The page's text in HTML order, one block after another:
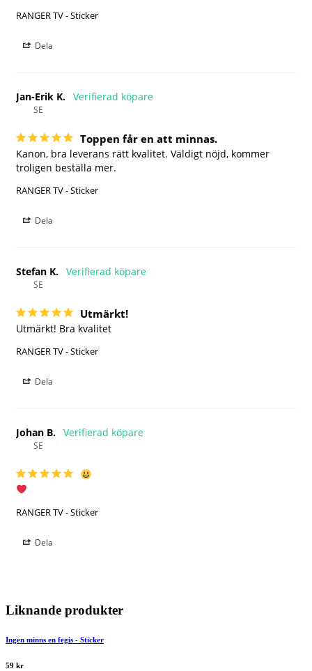
RANGER TV - Sticker
Dela
Jan-Erik K.
SE
Toppen får en att minnas.
Kanon, bra leverans rätt kvalitet. Väldigt nöjd, kommer
troligen beställa mer.
RANGER TV - Sticker
Dela
Stefan K.
SE
Utmärkt!
Utmärkt! Bra kvalitet
RANGER TV - Sticker
Dela
Johan B.
SE
RANGER TV - Sticker
Dela
Liknande produkter
Ingen minns en fegis - Sticker
59 kr